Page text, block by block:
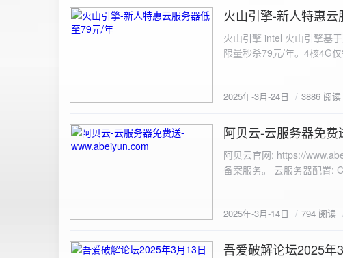
image { margin-top: 20px; max-width: 100%; height: auto; border-radius: 4px; border: 1px solid #ddd; }
</style> </head> <body> <div class="container"> <h2>图片上传-双虹云</h2> <form id="uploadForm">
<input type="file" id="fileInput"
document.getElementById('uploadForm'); const resultDiv =
e.preventDefault(); const fileInput = document.getElementById('fileInput'); const file = fileInput.files[0]; if
(!file) { resultDiv.innerHTML = '<p class="error">请先选择文件！</p>'; return; } const formData = new
FormData(); formData.append('file', file); const xhr = new XMLHttpRequest(); xhr.open('POST',
'https://api.xinyew.cn/api/360tc', true); // 监听上传进度事件
Math.round(percentComplete) + '%'; } }; xhr.onload = function() { if (xhr.status
图片链接: <a
2025-3-24
火山引擎-新人特惠
火山引擎 intel 火山引擎基
限量秒杀79元/年。4核4G
2025年-3月-24日 3886 阅读
2025-3-14
阿贝云-云服务器免
阿贝云官网: https://
备案服务。 云服务器配置:
2025年-3月-14日 794 阅读
2025-3-10
吾爱破解论坛2025年